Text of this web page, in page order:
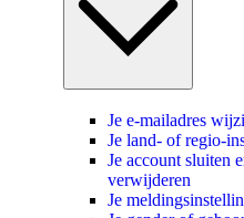
Je e-mailadres
Je land- of regio-
Je account sluiten
verwijderen
Je